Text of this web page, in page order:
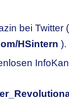
bei Twitter (
HSintern ).